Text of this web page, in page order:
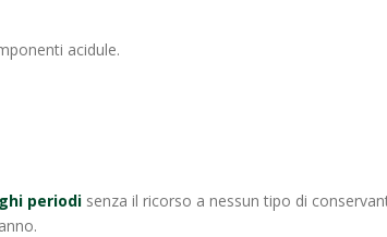
acidule.
periodi senza il ricorso a nessun tipo di